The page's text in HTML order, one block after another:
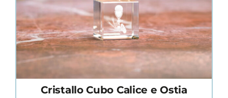
Cristallo Cubo Calice e Ostia